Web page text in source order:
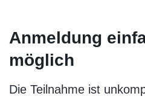
Anmeldung
möglich
Die Teilnahme ist